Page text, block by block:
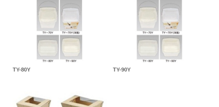
TY-80Y TY-90Y